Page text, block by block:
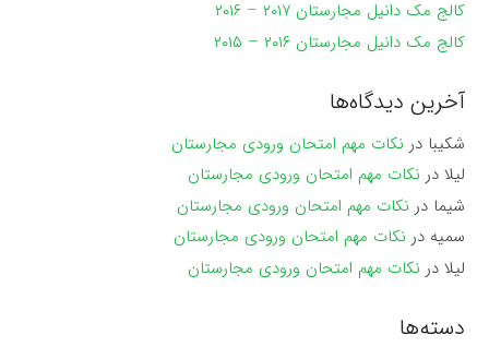
کالج مک دانیل مجارستان ۲۰۱۷ – ۲۰۱۶
کالج مک دانیل مجارستان ۲۰۱۶ – ۲۰۱۵
آخرین دیدگاه‌ها
شکیبا در نکات مهم امتحان ورودی مجارستان
لیلا در نکات مهم امتحان ورودی مجارستان
شیما در نکات مهم امتحان ورودی مجارستان
سمیه در نکات مهم امتحان ورودی مجارستان
لیلا در نکات مهم امتحان ورودی مجارستان
دسته‌ها